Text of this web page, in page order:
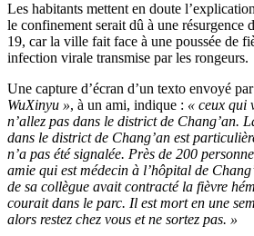
Les habitants mettent en doute
le confinement serait dû à une résurgence
19, car la ville fait face à une poussée de
infection virale transmise par les rongeurs.
Une capture d’écran d’un texto envoyé
WuXinyu », à un ami, indique : « ceux qui
n’allez pas dans le district de Chang’an.
dans le district de Chang’an est
n’a pas été signalée. Près de 200
amie qui est médecin à l’hôpital de
de sa collègue avait contracté la fièvre
courait dans le parc. Il est mort en une
alors restez chez vous et ne sortez pas. »